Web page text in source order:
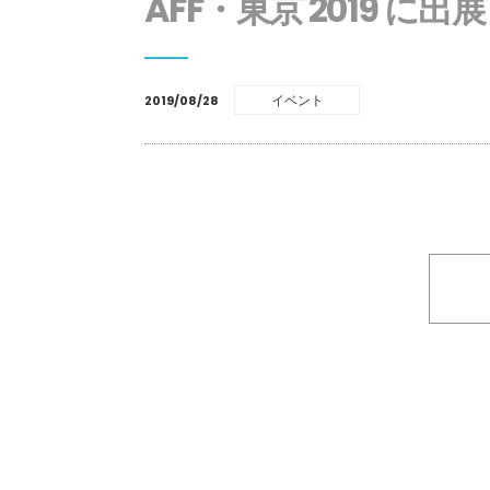
2019/08/28 イベント